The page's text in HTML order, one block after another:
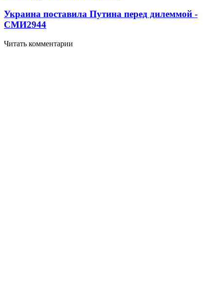
Украина поставила Путина перед дилеммой -
СМИ2944
Читать комментарии